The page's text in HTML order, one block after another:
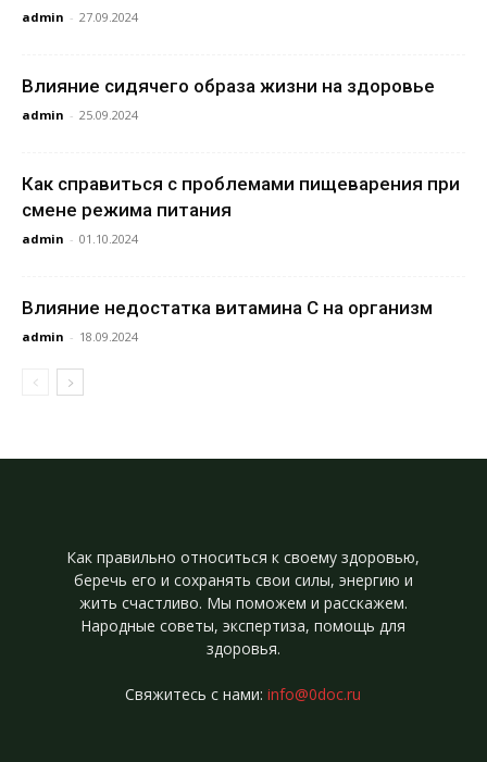
admin - 27.09.2024
Влияние сидячего образа жизни на здоровье
admin - 25.09.2024
Как справиться с проблемами пищеварения при
смене режима питания
admin - 01.10.2024
Влияние недостатка витамина C на организм
admin - 18.09.2024
Как правильно относиться к своему здоровью,
беречь его и сохранять свои силы, энергию и
жить счастливо. Мы поможем и расскажем.
Народные советы, экспертиза, помощь для
здоровья.
Свяжитесь с нами:info@0doc.ru